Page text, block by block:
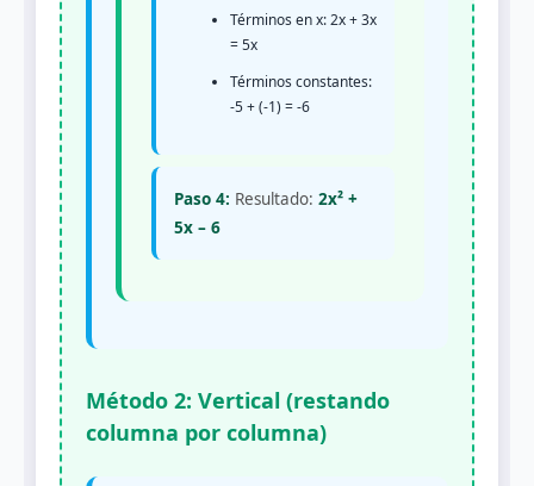
Términos en x: 2x + 3x
= 5x
Términos constantes:
-5 + (-1) = -6
Paso 4: Resultado: 2x² +
5x – 6
Método 2: Vertical (restando
columna por columna)